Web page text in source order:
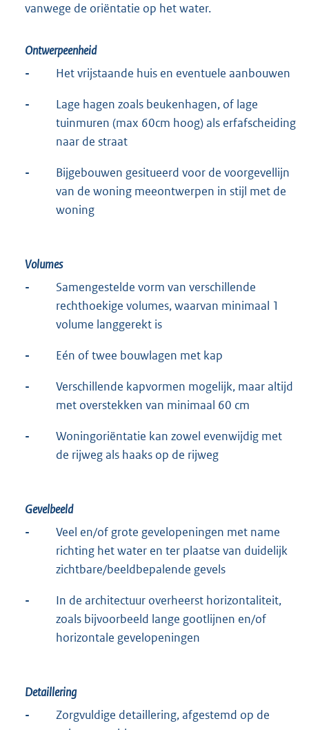
vanwege de oriëntatie op het water.
Ontwerpeenheid
-
Het vrijstaande huis en eventuele aanbouwen
-
Lage hagen zoals beukenhagen, of lage
tuinmuren (max 60cm hoog) als erfafscheiding
naar de straat
-
Bijgebouwen gesitueerd voor de voorgevellijn
van de woning meeontwerpen in stijl met de
woning
Volumes
-
Samengestelde vorm van verschillende
rechthoekige volumes, waarvan minimaal 1
volume langgerekt is
-
- Eén of twee bouwlagen met kap
-
Verschillende kapvormen mogelijk, maar altijd
met overstekken van minimaal 60 cm
-
Woningoriëntatie kan zowel evenwijdig met
de rijweg als haaks op de rijweg
Gevelbeeld
-
Veel en/of grote gevelopeningen met name
richting het water en ter plaatse van duidelijk
zichtbare/beeldbepalende gevels
-
In de architectuur overheerst horizontaliteit,
zoals bijvoorbeeld lange gootlijnen en/of
horizontale gevelopeningen
Detaillering
-
Zorgvuldige detaillering, afgestemd op de